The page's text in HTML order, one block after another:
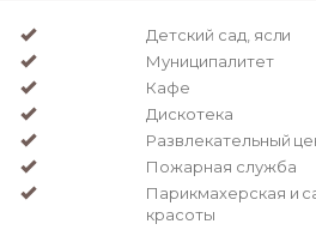
Детский сад, ясли
Муниципалитет
Кафе
Дискотека
Развлекательный
Пожарная служба
Парикмахерская и
красоты